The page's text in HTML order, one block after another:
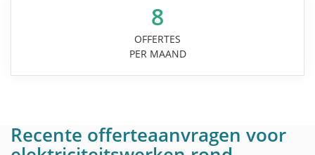
8
OFFERTES
PER MAAND
Recente offerteaanvragen voor